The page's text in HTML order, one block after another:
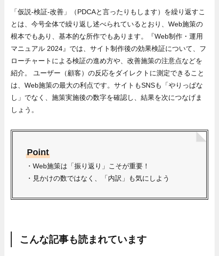
「仮説-検証-改善」（PDCAと言ったりもします）を繰り返すこ
とは、今号全体で繰り返し述べられているとおり、Web施策の
根本でもあり、基本的な所作でもあります。『Web制作・運用
マニュアル 2024』では、サイト制作後の効果検証について、フ
ローチャートによる検証の進め方や、改善施策の注意点などを
紹介。 ユーザー（顧客）の反応をダイレクトに測定できること
は、Web施策の最大の利点です。サイトもSNSも「やりっぱな
し」でなく、施策実施後の数字を確認し、結果を次につなげま
しょう。
Point
・Web施策は「振り返り」こそが重要！
・見かけの数ではなく、「内訳」も気にしよう
こんな記事も読まれています